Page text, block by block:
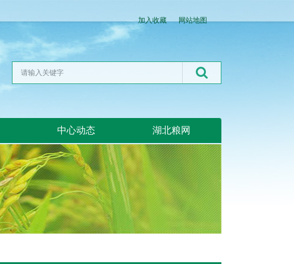
加入收藏 网站地图
中心动态 湖北粮网